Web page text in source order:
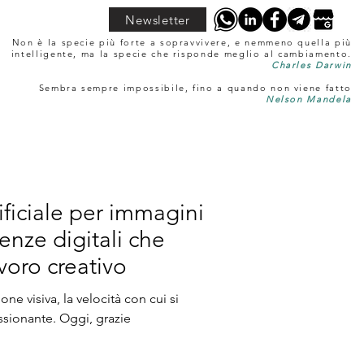
Newsletter
Non è la specie più forte a sopravvivere, e nemmeno quella più
intelligente, ma la specie che risponde meglio al cambiamento.
Charles Darwin
Sembra sempre impossibile, fino a quando non viene fatto
Nelson Mandela
per immagini
digitali che
creativo
visiva, la velocità con cui si
Oggi, grazie